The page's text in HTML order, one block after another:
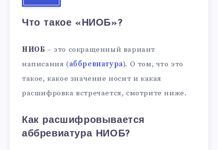
Что такое «НИОБ»?
НИОБ – это сокращенный вариант
написания (аббревиатура). О том, что это
такое, какое значение носит и какая
расшифровка встречается, смотрите ниже.
Как расшифровывается
аббревиатура НИОБ?